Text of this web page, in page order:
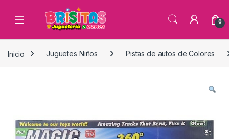
0
Inicio Juguetes Niños Pistas de autos de Colores